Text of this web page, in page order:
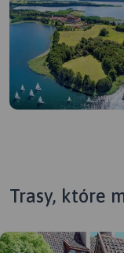
Trasy, które